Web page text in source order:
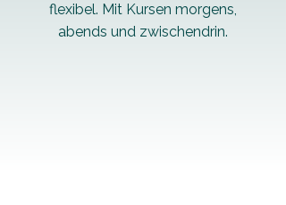
flexibel. Mit Kursen morgens,
abends und zwischendrin.